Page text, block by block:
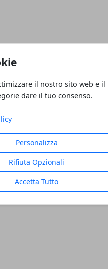
il nostro sito web e il
dare il tuo consenso.
Personalizza
Rifiuta Opzionali
Accetta Tutto